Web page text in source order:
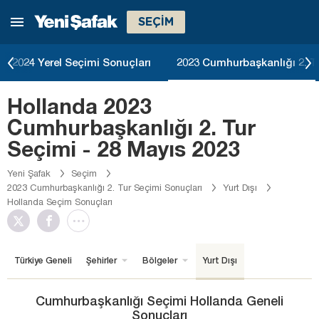
SEÇİM
2024 Yerel Seçimi Sonuçları 2023 Cumhurbaşkanlığı 2.
Hollanda 2023
Cumhurbaşkanlığı 2. Tur
Seçimi - 28 Mayıs 2023
Yeni Şafak
Seçim
2023 Cumhurbaşkanlığı 2. Tur Seçimi Sonuçları
Yurt Dışı
Hollanda Seçim Sonuçları
Türkiye Geneli Şehirler Bölgeler Yurt Dışı
Cumhurbaşkanlığı Seçimi Hollanda Geneli
Sonuçları